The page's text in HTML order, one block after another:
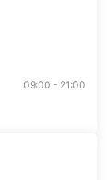
09:00 - 21:00